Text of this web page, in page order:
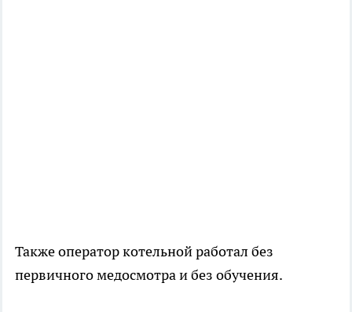
Также оператор котельной работал без
первичного медосмотра и без обучения.